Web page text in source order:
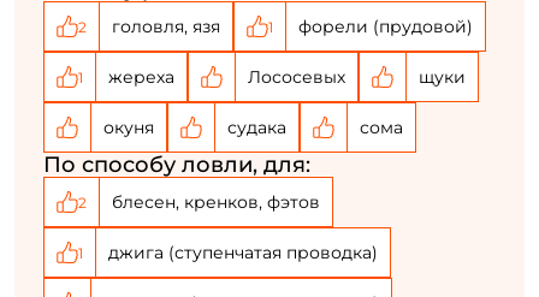
2 головля, язя 1 форели (прудовой)
1 жереха Лососевых щуки
окуня судака сома
По способу ловли, для:
2 блесен, кренков, фэтов
1 джига (ступенчатая проводка)